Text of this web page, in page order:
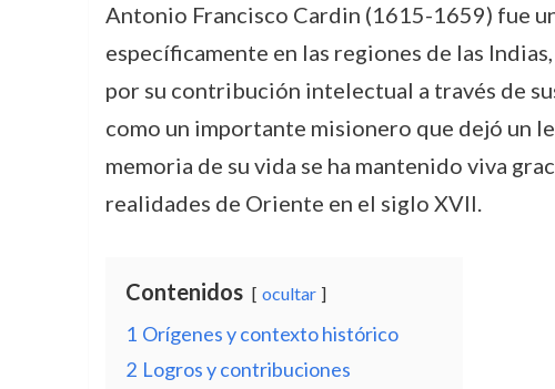
Antonio Francisco Cardin (1615-1659) fue
específicamente en las regiones de las
por su contribución intelectual a través de
como un importante misionero que dejó un
memoria de su vida se ha mantenido viva
realidades de Oriente en el siglo XVII.
Contenidos ocultar
1 Orígenes y contexto histórico
2 Logros y contribuciones